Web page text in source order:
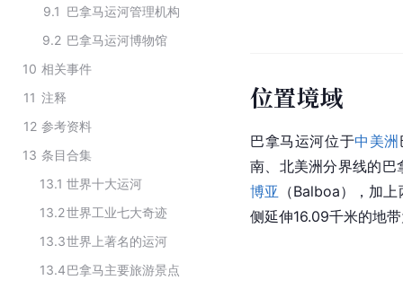
9.1 巴拿马运河管理机构
9.2 巴拿马运河博物馆
10 相关事件
11 注释
12 参考资料
13 条目合集
13.1 世界十大运河
13.2世界工业七大奇迹
13.3世界上著名的运河
13.4巴拿马主要旅游景点
位置境域
巴拿马运河位于中美洲
南、北美洲分界线的
博亚 （Balboa），加上
侧延伸16.09千米的地